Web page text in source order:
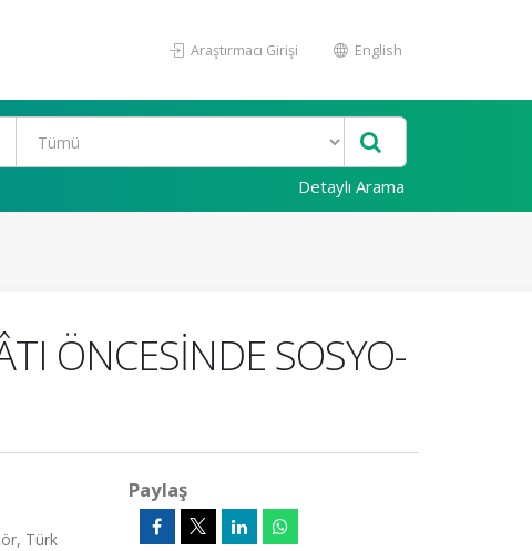
Araştırmacı Girişi English
Detaylı Arama
ÖNCESİNDE SOSYO-
Türk
Paylaş